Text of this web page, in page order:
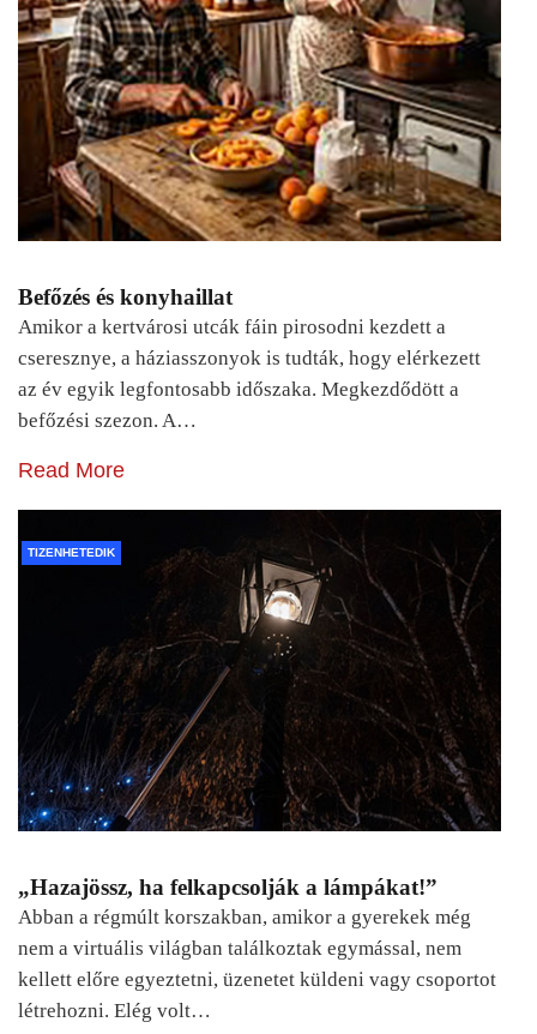
Befőzés és konyhaillat
Amikor a kertvárosi utcák fáin pirosodni kezdett a
cseresznye, a háziasszonyok is tudták, hogy elérkezett
az év egyik legfontosabb időszaka. Megkezdődött a
befőzési szezon. A…
Read More
TIZENHETEDIK
„Hazajössz, ha felkapcsolják a lámpákat!”
Abban a régmúlt korszakban, amikor a gyerekek még
nem a virtuális világban találkoztak egymással, nem
kellett előre egyeztetni, üzenetet küldeni vagy csoportot
létrehozni. Elég volt…